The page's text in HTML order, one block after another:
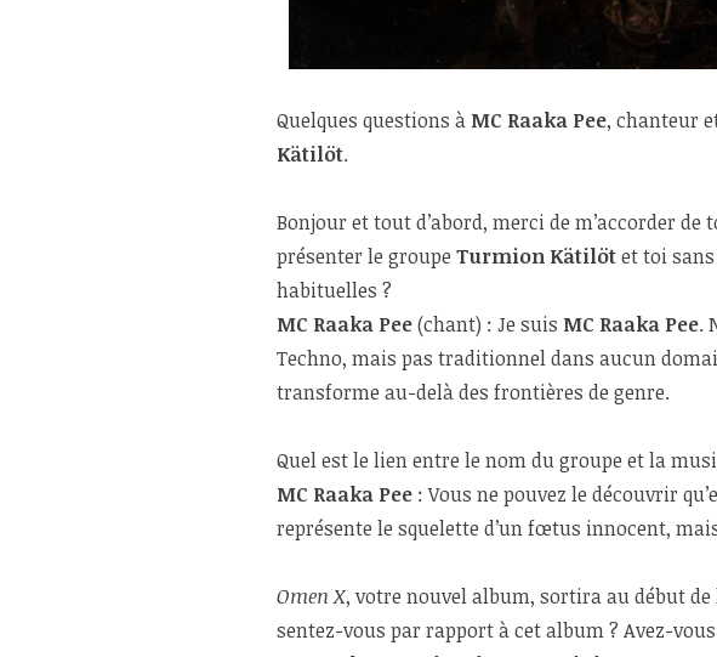
Quelques questions à MC Raaka Pee, chanteur
Kätilöt.
Bonjour et tout d’abord, merci de m’accorder
présenter le groupe Turmion Kätilötet toi
habituelles ?
MC Raaka Pee(chant) : Je suis MC Raaka Pee.
Techno, mais pas traditionnel dans aucun
transforme au-delà des frontières de genre.
Quel est le lien entre le nom du groupe et la
MC Raaka Pee : Vous ne pouvez le découvrir
représente le squelette d’un fœtus innocent,
Omen X, votre nouvel album, sortira au début de
sentez-vous par rapport à cet album ? Avez-